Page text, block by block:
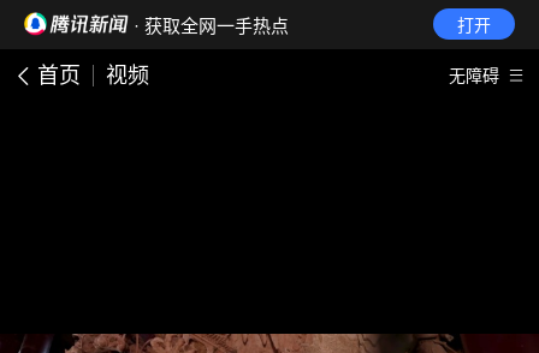
· 获取全网一手热点 打开
首页 视频 无障碍